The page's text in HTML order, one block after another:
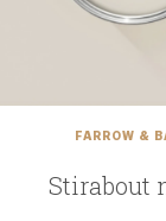
FARROW &
Stirabout